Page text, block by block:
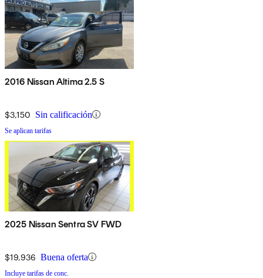
2016 Nissan Altima 2.5 S
$3,150 Sin calificación
Se aplican tarifas
2025 Nissan Sentra SV FWD
$19,936 Buena oferta
Incluye tarifas de conc.